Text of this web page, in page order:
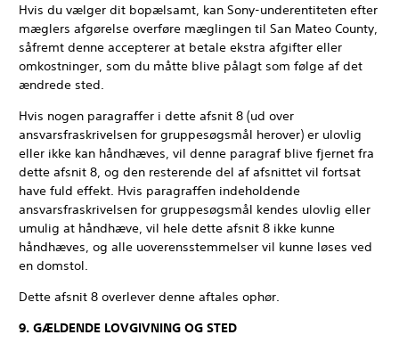
Hvis du vælger dit bopælsamt, kan Sony-underentiteten efter
mæglers afgørelse overføre mæglingen til San Mateo County,
såfremt denne accepterer at betale ekstra afgifter eller
omkostninger, som du måtte blive pålagt som følge af det
ændrede sted.
Hvis nogen paragraffer i dette afsnit 8 (ud over
ansvarsfraskrivelsen for gruppesøgsmål herover) er ulovlig
eller ikke kan håndhæves, vil denne paragraf blive fjernet fra
dette afsnit 8, og den resterende del af afsnittet vil fortsat
have fuld effekt. Hvis paragraffen indeholdende
ansvarsfraskrivelsen for gruppesøgsmål kendes ulovlig eller
umulig at håndhæve, vil hele dette afsnit 8 ikke kunne
håndhæves, og alle uoverensstemmelser vil kunne løses ved
en domstol.
Dette afsnit 8 overlever denne aftales ophør.
9. GÆLDENDE LOVGIVNING OG STED